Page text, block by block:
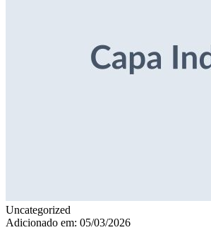
Uncategorized
Adicionado em: 05/03/2026